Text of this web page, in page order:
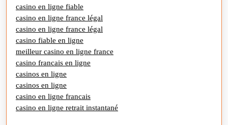
casino en ligne fiable
casino en ligne france légal
casino en ligne france légal
casino fiable en ligne
meilleur casino en ligne france
casino francais en ligne
casinos en ligne
casinos en ligne
casino en ligne francais
casino en ligne retrait instantané